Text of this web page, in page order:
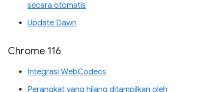
secara otomatis
Update Dawn
Chrome 116
Integrasi WebCodecs
Perangkat yang hilang ditampilkan oleh